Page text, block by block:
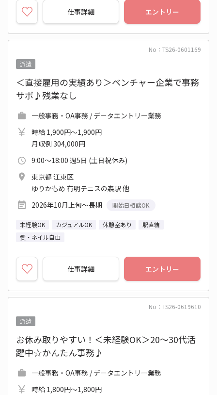
仕事詳細 エントリー
No：TS26-0601169
派遣
＜直接雇用の実績あり＞ベンチャー企業で事務
サポ♪残業なし
一般事務・OA事務 / データエントリー業務
時給 1,900円～1,900円
月収例 304,000円
9:00～18:00 週5日 (土日祝休み)
東京都 江東区
ゆりかもめ 有明テニスの森駅 他
2026年10月上旬～長期
開始日相談OK
未経験OK カジュアルOK 休憩室あり
駅直結
髪・ネイル自由
仕事詳細 エントリー
No：TS26-0619610
派遣
お休み取りやすい！＜未経験OK＞20～30代活
躍中☆かんたん事務♪
一般事務・OA事務 / データエントリー業務
時給 1,800円～1,800円